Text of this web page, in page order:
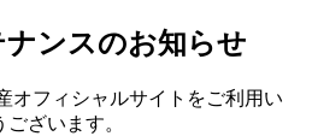
ンスのお知らせ
オフィシャルサイトをご利用い
ざいます。